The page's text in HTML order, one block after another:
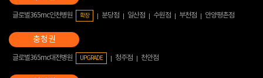
글로벌365mc인천병원 확장 분당점 일산점 수원점 부천점 안양평촌점
글로벌365mc대전병원 UPGRADE 청주점 천안점